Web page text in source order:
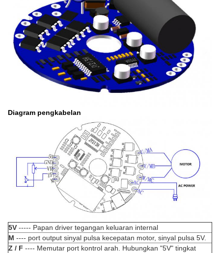
Diagram pengkabelan
5V ----- Papan driver tegangan keluaran internal
M ---- port output sinyal pulsa kecepatan motor, sinyal pulsa 5V.
Z / F ---- Memutar port kontrol arah. Hubungkan "5V" tingkat